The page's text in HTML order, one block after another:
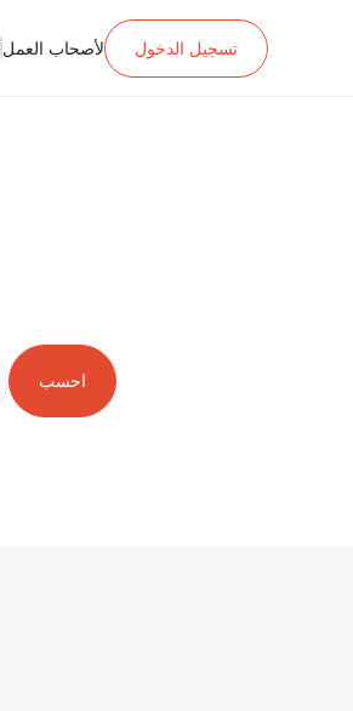
لأصحاب العمل تسجيل الدخول
احسب